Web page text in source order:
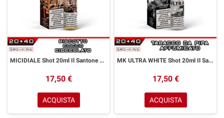
MICIDIALE Shot 20ml Il Santone ENJOYSVAPO Biscotto Cioccolato Cocco
17,50 €
ACQUISTA
MK ULTRA WHITE Shot 20ml Il Santone ENJOYSVAPO Tabacco Pipa Affumicato
17,50 €
ACQUISTA